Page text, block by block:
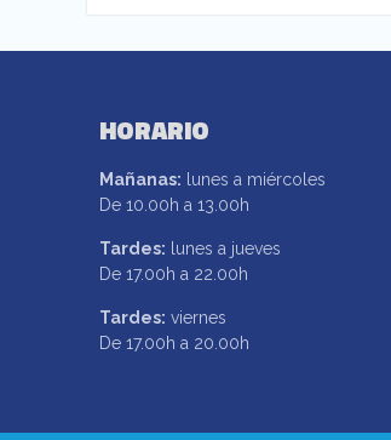
Aerografia sobre lienzo
HORARIO
Mañanas: lunes a miércoles
De 10.00h a 13.00h
Tardes: lunes a jueves
De 17.00h a 22.00h
Tardes: viernes
De 17.00h a 20.00h